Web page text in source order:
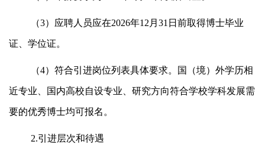
（3）应聘人员应在2026年12月31日前取得博士毕业
证、学位证。
（4）符合引进岗位列表具体要求。国（境）外学历相
近专业、国内高校自设专业、研究方向符合学校学科发展需
要的优秀博士均可报名。
2.引进层次和待遇